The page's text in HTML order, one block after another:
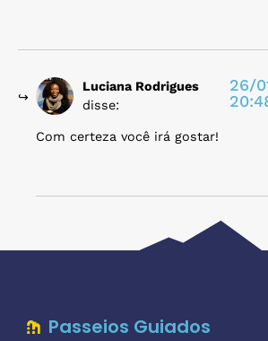
Luciana Rodrigues
disse:
26/
Com certeza você irá gostar!
Passeios Guiados